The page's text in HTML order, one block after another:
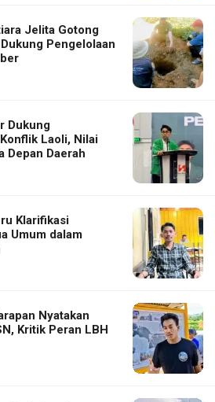
Jelita Gotong
Pengelolaan
Dukung
Laoli, Nilai
Depan Daerah
Klarifikasi
Umum dalam
Nyatakan
Kritik Peran LBH